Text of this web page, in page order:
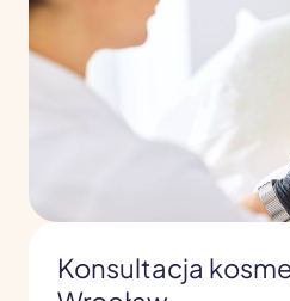
Konsultacja